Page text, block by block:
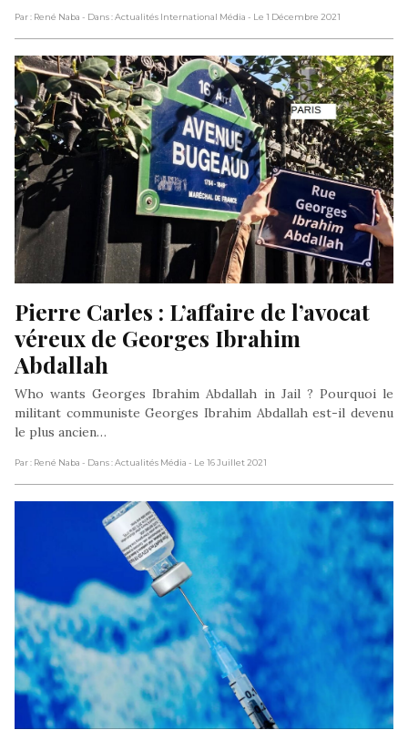
Par : René Naba - Dans : Actualités International Média - Le 1 Décembre 2021
Pierre Carles : L’affaire de l’avocat
véreux de Georges Ibrahim
Abdallah
Who wants Georges Ibrahim Abdallah in Jail ? Pourquoi le
militant communiste Georges Ibrahim Abdallah est-il devenu
le plus ancien…
Par : René Naba - Dans : Actualités Média - Le 16 Juillet 2021